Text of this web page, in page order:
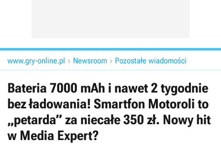
www.gry-online.pl  Newsroom  Pozostałe wiadomości
Bateria 7000 mAh i nawet 2 tygodnie
bez ładowania! Smartfon Motoroli to
„petarda” za niecałe 350 zł. Nowy hit
w Media Expert?